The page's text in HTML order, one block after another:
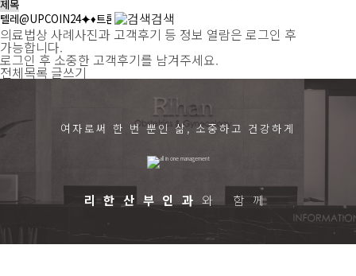
검색
의료법상 사례사진과 고객후기 등 정보 열람은 로그인 후
가능합니다.
로그인 후 소중한 고객후기를 남겨주세요.
전체목록 글쓰기
여자로써 한 번 뿐인 삶, 소중하고 건강하게
리한산부인과 와 함께